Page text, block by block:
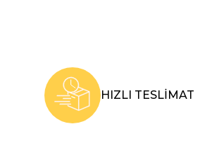
HIZLI TESLİMAT